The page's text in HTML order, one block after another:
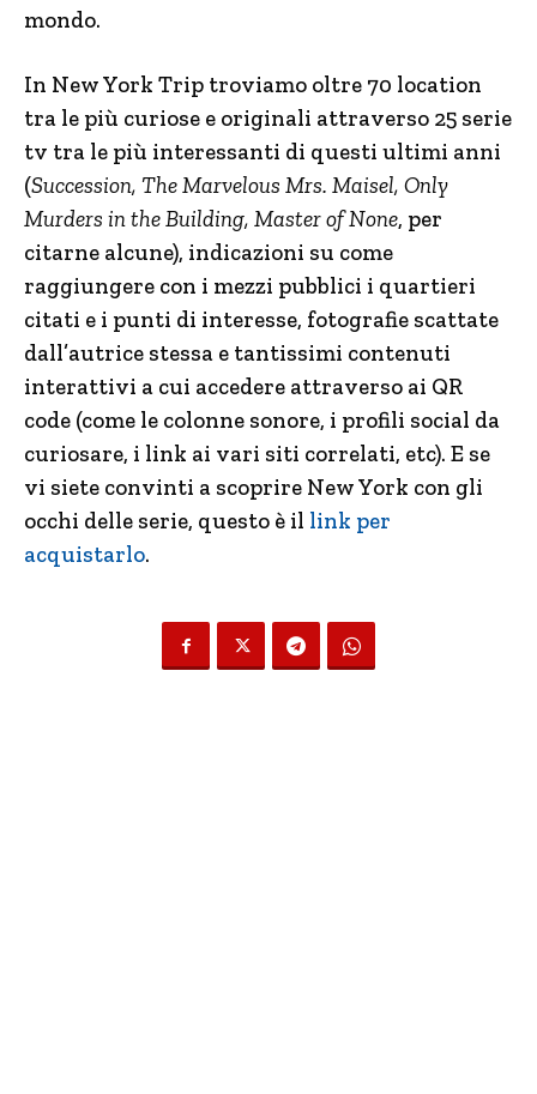
mondo.
In New York Trip troviamo oltre 70 location
tra le più curiose e originali attraverso 25 serie
tv tra le più interessanti di questi ultimi anni
(Succession, The Marvelous Mrs. Maisel, Only
Murders in the Building, Master of None, per
citarne alcune), indicazioni su come
raggiungere con i mezzi pubblici i quartieri
citati e i punti di interesse, fotografie scattate
dall’autrice stessa e tantissimi contenuti
interattivi a cui accedere attraverso ai QR
code (come le colonne sonore, i profili social da
curiosare, i link ai vari siti correlati, etc). E se
vi siete convinti a scoprire New York con gli
occhi delle serie, questo è il link per
acquistarlo.